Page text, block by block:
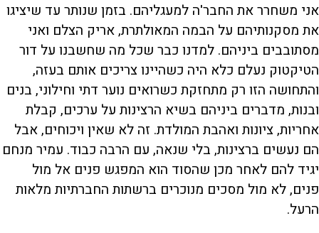
אני משחרר את החבר'ה למעגליהם. בזמן שנותר עד שיציגו
את מסקנותיהם על הבמה המאולתרת, אריק הצלם ואני
מסתובבים ביניהם. למדנו כבר שכל מה שחשבנו על דור
הטיקטוק נעלם כלא היה כשהיינו צריכים אותם בעזה,
והתחושה הזו רק מתחזקת כשרואים נוער דתי וחילוני, בנים
ובנות, מדברים ביניהם בשיא הרצינות על ערכים, קבלת
אחריות, ציונות ואהבת המולדת. זה לא שאין ויכוחים, אבל
הם נעשים ברצינות, בלי שנאה, עם הרבה כבוד. עמיר מנחם
יגיד להם לאחר מכן שהסוד הוא המפגש פנים אל מול
פנים, לא מול מסכים מנוכרים ברשתות החברתיות מלאות
הרעל.